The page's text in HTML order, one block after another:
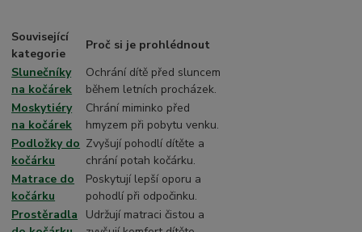
Související
kategorie
Proč si je prohlédnout
Slunečníky
na kočárek
Ochrání dítě před sluncem
během letních procházek.
Moskytiéry
na kočárek
Chrání miminko před
hmyzem při pobytu venku.
Podložky do
kočárku
Zvyšují pohodlí dítěte a
chrání potah kočárku.
Matrace do
kočárku
Poskytují lepší oporu a
pohodlí při odpočinku.
Prostěradla
Udržují matraci čistou a